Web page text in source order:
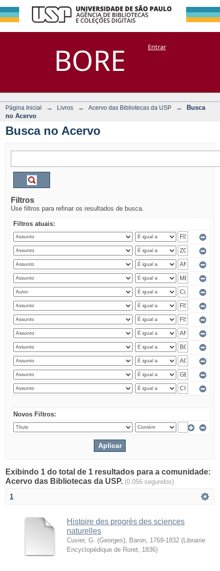
BORE
Busca no Acervo
DSpace/Manakin + CoriscoEntrar
Página Inicial → Livros → Acervo das Bibliotecas da USP →
Busca
no Acervo
Busca no Acervo
Filtros
Use filtros para refinar os resultados de busca.
Filtros atuais:
Novos Filtros:
Exibindo 1 do total de 1 resultados para a comunidade:
Acervo das Bibliotecas da USP. (0.056 segundos)
1
Histoire des progrès des sciences
naturelles
Cuvier, G. (Georges), Baron, 1769-1832 ( Librairie
Encyclopédique de Roret 1836)